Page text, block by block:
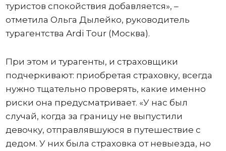
туристов спокойствия добавляется», –
отметила Ольга Дылейко, руководитель
турагентства Ardi Tour (Москва).
При этом и турагенты, и страховщики
подчеркивают: приобретая страховку, всегда
нужно тщательно проверять, какие именно
риски она предусматривает. «У нас был
случай, когда за границу не выпустили
девочку, отправлявшуюся в путешествие с
дедом. У них была страховка от невыезда, но